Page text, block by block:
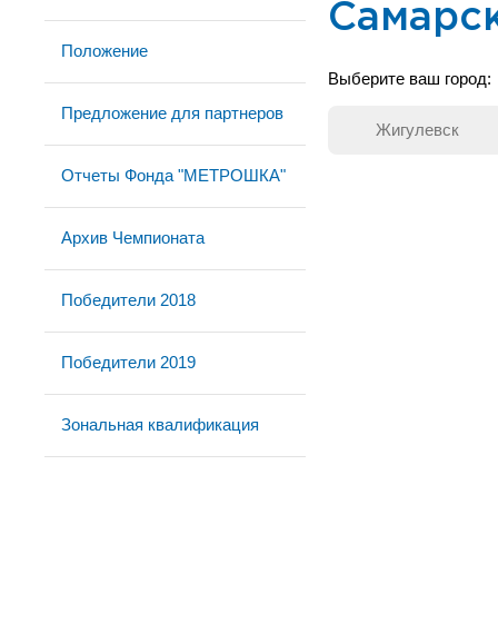
Положение
Предложение для партнеров
Отчеты Фонда "МЕТРОШКА"
Архив Чемпионата
Победители 2018
Победители 2019
Зональная квалификация
Выберите ваш город:
Жигулевск